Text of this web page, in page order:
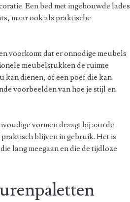
Een bed met ingebouwde lades
maar ook als praktische
voorkomt dat er onnodige meubels
meubelstukken de ruimte
kan dienen, of een poef die kan
voorbeelden van hoe je stijl en
vormen draagt bij aan de
blijven in gebruik. Het is
lang meegaan en die de tijdloze